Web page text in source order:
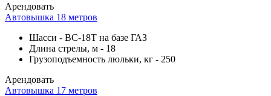
Арендовать
Автовышка 18 метров
Шасси - ВС-18Т на базе ГАЗ
Длина стрелы, м - 18
Грузоподъемность люльки, кг - 250
Арендовать
Автовышка 17 метров